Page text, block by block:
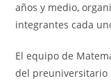
años y medio,
integrantes cada
El equipo de
del preuniversitario